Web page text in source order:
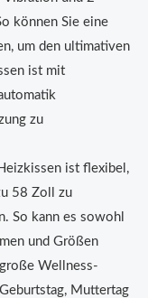
können Sie eine
um den ultimativen
ist mit
zu
ist flexibel,
58 Zoll zu
So kann es sowohl
und Größen
Wellness-
Muttertag